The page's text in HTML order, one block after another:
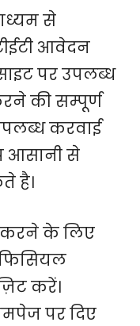
से
आवेदन
पर उपलब्ध
की सम्पूर्ण
करवाई
आसानी से
है।
के लिए
करें।
पर दिए